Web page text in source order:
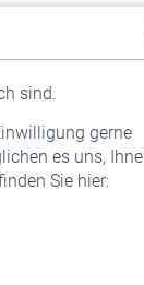
sind.
gerne
es uns,
Sie hier: